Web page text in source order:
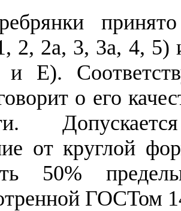
2, 2а, 3, 3а, 4,
Е).
о его
от круглой
50%
ГОСТом